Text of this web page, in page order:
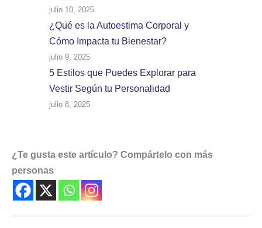
julio 10, 2025
¿Qué es la Autoestima Corporal y
Cómo Impacta tu Bienestar?
julio 9, 2025
5 Estilos que Puedes Explorar para
Vestir Según tu Personalidad
julio 8, 2025
¿Te gusta este artículo? Compártelo con más
personas